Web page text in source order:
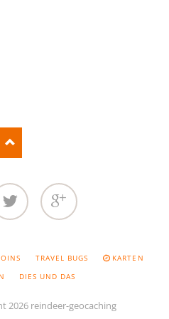
TRAVEL BUGS
KARTEN
DIES UND DAS
2026 reindeer-geocaching